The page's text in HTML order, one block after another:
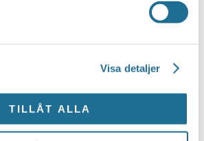
Visa detaljer
TILLÅT ALLA